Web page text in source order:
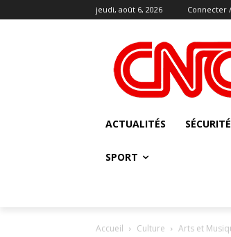
jeudi, août 6, 2026 Connecter
ACTUALITÉS SÉCURITÉ
SPORT
Accueil Culture Arts et